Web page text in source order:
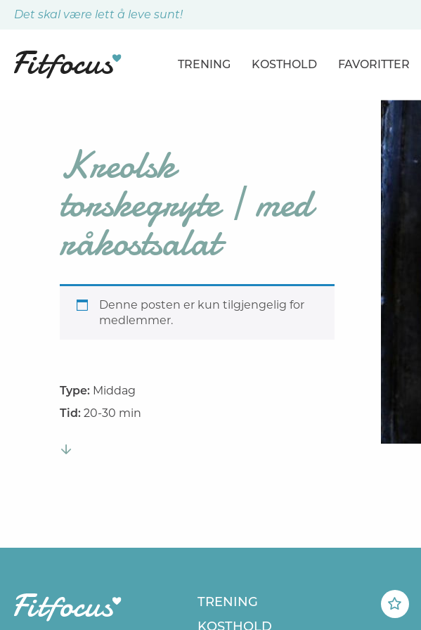
Det skal være lett å leve sunt!
TRENING KOSTHOLD FAVORITTER
Kreolsk
torskegryte | med
råkostsalat
Denne posten er kun tilgjengelig for
medlemmer.
Type: Middag
Tid:20-30 min
TRENING
KOSTHOLD